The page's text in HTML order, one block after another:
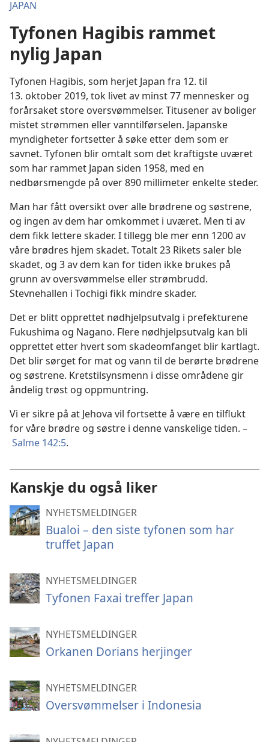
JAPAN
Tyfonen Hagibis rammet
nylig Japan
Tyfonen Hagibis, som herjet Japan fra 12. til
13. oktober 2019, tok livet av minst 77 mennesker og
forårsaket store oversvømmelser. Titusener av boliger
mistet strømmen eller vanntilførselen. Japanske
myndigheter fortsetter å søke etter dem som er
savnet. Tyfonen blir omtalt som det kraftigste uværet
som har rammet Japan siden 1958, med en
nedbørsmengde på over 890 millimeter enkelte steder.
Man har fått oversikt over alle brødrene og søstrene,
og ingen av dem har omkommet i uværet. Men ti av
dem fikk lettere skader. I tillegg ble mer enn 1200 av
våre brødres hjem skadet. Totalt 23 Rikets saler ble
skadet, og 3 av dem kan for tiden ikke brukes på
grunn av oversvømmelse eller strømbrudd.
Stevnehallen i Tochigi fikk mindre skader.
Det er blitt opprettet nødhjelpsutvalg i prefekturene
Fukushima og Nagano. Flere nødhjelpsutvalg kan bli
opprettet etter hvert som skadeomfanget blir kartlagt.
Det blir sørget for mat og vann til de berørte brødrene
og søstrene. Kretstilsynsmenn i disse områdene gir
åndelig trøst og oppmuntring.
Vi er sikre på at Jehova vil fortsette å være en tilflukt
for våre brødre og søstre i denne vanskelige tiden. –
Salme 142:5.
Kanskje du også liker
NYHETSMELDINGER
Bualoi – den siste tyfonen som har
truffet Japan
NYHETSMELDINGER
Tyfonen Faxai treffer Japan
NYHETSMELDINGER
Orkanen Dorians herjinger
NYHETSMELDINGER
Oversvømmelser i Indonesia